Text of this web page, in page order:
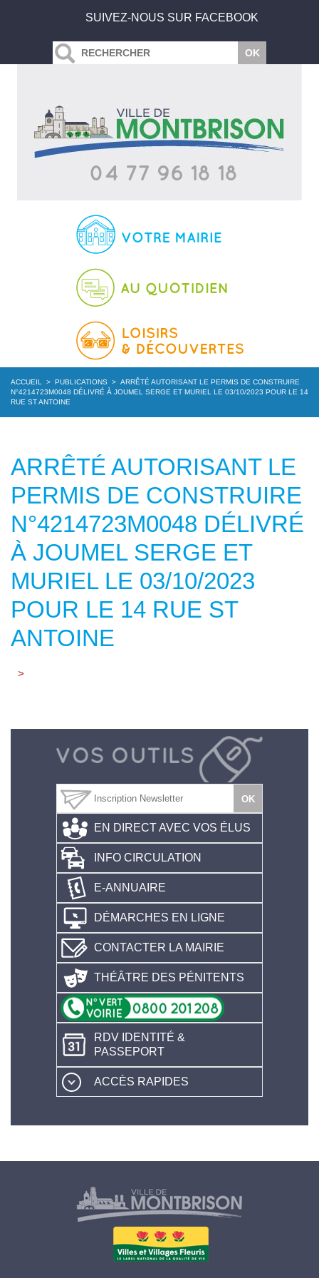
SUIVEZ-NOUS SUR FACEBOOK
ACCUEIL > PUBLICATIONS > ARRÊTÉ AUTORISANT LE PERMIS DE CONSTRUIRE
N°4214723M0048 DÉLIVRÉ À JOUMEL SERGE ET MURIEL LE 03/10/2023 POUR LE 14
RUE ST ANTOINE
ARRÊTÉ AUTORISANT LE
PERMIS DE CONSTRUIRE
N°4214723M0048 DÉLIVRÉ
À JOUMEL SERGE ET
MURIEL LE 03/10/2023
POUR LE 14 RUE ST
ANTOINE
>
EN DIRECT AVEC VOS ÉLUS
INFO CIRCULATION
E-ANNUAIRE
DÉMARCHES EN LIGNE
CONTACTER LA MAIRIE
THÉÂTRE DES PÉNITENTS
RDV IDENTITÉ &
PASSEPORT
ACCÈS RAPIDES